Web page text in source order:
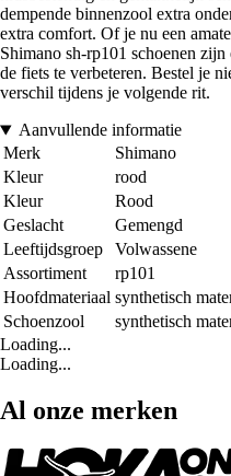
dempende binnenzool extra
extra comfort. Of je nu een
Shimano sh-rp101 schoenen
de fiets te verbeteren. Bestel je
verschil tijdens je volgende rit.
Aanvullende informatie
Merk
Shimano
Kleur
rood
Kleur
Rood
Geslacht
Gemengd
Leeftijdsgroep
Volwassene
Assortiment
rp101
Hoofdmateriaal synthetisch
Schoenzool
synthetisch
Loading...
Loading...
Al onze merken